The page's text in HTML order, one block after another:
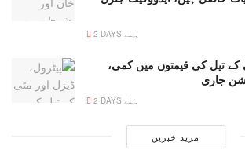
2 DAYS پہلے
کے تیل کی قیمتوں میں کمی،
جاری
2 DAYS پہلے
مزید خبریں